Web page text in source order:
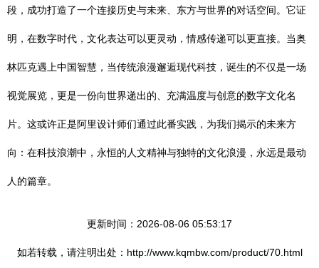
段，成功打造了一个连接历史与未来、东方与世界的对话空间。它证
明，在数字时代，文化表达可以更灵动，情感传递可以更直接。当奥
林匹克遇上中国智慧，当传统浪漫邂逅现代科技，诞生的不仅是一场
视觉展览，更是一份向世界递出的、充满温度与创意的数字文化名
片。这或许正是阿里设计师们通过此番实践，为我们揭示的未来方
向：在科技浪潮中，永恒的人文精神与独特的文化浪漫，永远是最动
人的篇章。
更新时间：2026-08-06 05:53:17
如若转载，请注明出处：http://www.kqmbw.com/product/70.html